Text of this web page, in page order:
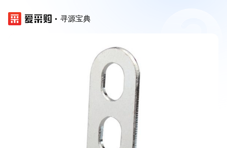
寻源宝典